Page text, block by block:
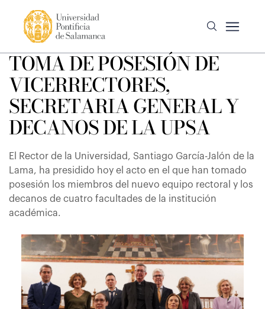
TOMA DE POSESIÓN DE
VICERRECTORES,
SECRETARIA GENERAL Y
DECANOS DE LA UPSA
El Rector de la Universidad, Santiago García-Jalón de la
Lama, ha presidido hoy el acto en el que han tomado
posesión los miembros del nuevo equipo rectoral y los
decanos de cuatro facultades de la institución
académica.